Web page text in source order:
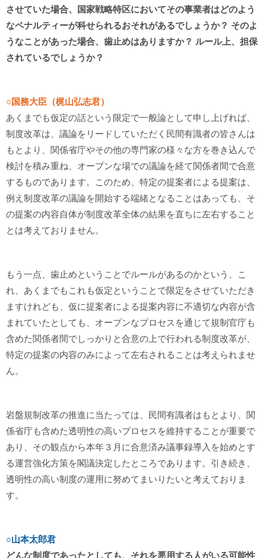
させていた場合、国家戦略特区においてその事業者はどのよう
なペナルティーが科せられるおそれがあるでしょうか？ そのよ
うなことがあった場合、歯止めはありますか？ ルール上、担保
されているでしょうか？
○国務大臣（梶山弘志君）
あくまでも仮定の話という限定で一般論として申し上げれば、
制度改革は、議論をリードしていただく民間有識者の皆さんは
もとより、関係省庁やその他の専門家の様々な方を巻き込んで
検討を積み重ね、オープンな場での議論を経て関係者間で合意
するものであります。このため、特定の提案者による提案は、
例え制度改革の議論を開始する端緒となることはあっても、そ
の提案の内容自体が制度改革全体の結果を直ちに左右すること
とは考えておりません。
もう一点、歯止めということでルールがあるのかという、こ
れ、あくまでもこれも仮定ということで限定をさせていただき
ますけれども、仮に提案者による提案内容に不適切な内容が含
まれていたとしても、オープンなプロセスを通じて規制官庁も
含めた関係者間でしっかりと合意の上で行われる制度改革が、
特定の提案の内容のみによって左右されることは考えられませ
ん。
岩盤規制改革の推進に当たっては、民間有識者はもとより、関
係省庁も含めた透明性の高いプロセスを維持することが重要で
あり、その観点から本年３月に合意済み議事録導入を始めとす
る運営強化方策を閣議決定したところであります。引き続き、
透明性の高い制度の運用に努めてまいりたいと考えておりま
す。
○山本太郎君
どんな制度であったとしても、それを悪用する人がいる可能性